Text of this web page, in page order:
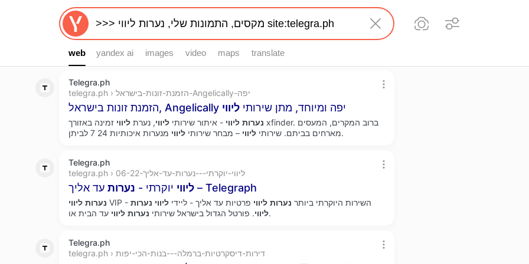
web
web yandex ai images video maps translate
Telegra.ph
telegra.ph › הזמנת-זונות-בישראל-Angelically-יפה
הזמנת זונות בישראל, Angelically יפה ומיוחד, מתן שירותי ליווי
נערות ליווי - איתור שירותי ליווי, נערת ליווי זמינה באזורך xfinder. ברוב המקרים, המעסים
מארחים בביתם. שירותי ליווי – מבחר שירותי ליווי מנערות איכותיות 24 7 לביתן.
Telegra.ph
telegra.ph › ליווי-יוקרתי---נערות-עד-אליך-06-22
ליווי יוקרתי - נערות עד אליך – Telegraph
נערות ליווי VIP - השירות היוקרתי ביותר נערות ליווי פרטיות עד אליך - ליידי ליווי נערות
ליווי. פורטל הגדול בישראל שירותי נערות ליווי עד הבית או.
Telegra.ph
telegra.ph › דירות-דיסקרטיות-ברמלה---בנות-הכי-יפות